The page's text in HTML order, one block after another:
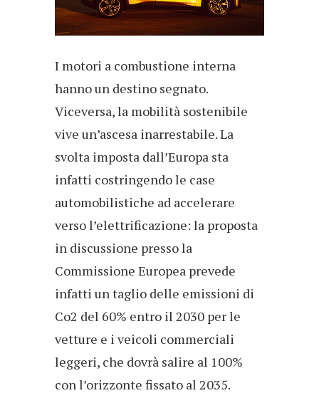
I motori a combustione interna
hanno un destino segnato.
Viceversa, la mobilità sostenibile
vive un’ascesa inarrestabile. La
svolta imposta dall’Europa sta
infatti costringendo le case
automobilistiche ad accelerare
verso l’elettrificazione: la proposta
in discussione presso la
Commissione Europea prevede
infatti un taglio delle emissioni di
Co2 del 60% entro il 2030 per le
vetture e i veicoli commerciali
leggeri, che dovrà salire al 100%
con l’orizzonte fissato al 2035.